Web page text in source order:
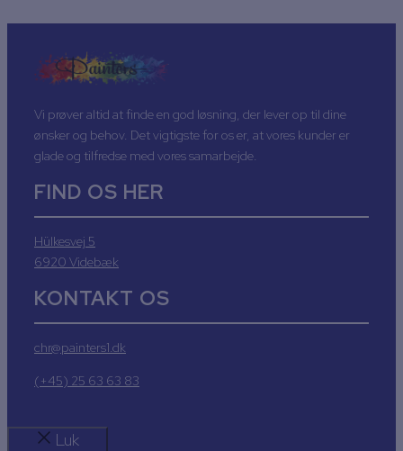
Vi prøver altid at finde en god løsning, der lever op til dine
ønsker og behov. Det vigtigste for os er, at vores kunder er
glade og tilfredse med vores samarbejde.
FIND OS HER
Hülkesvej 5
6920 Videbæk
KONTAKT OS
chr@painters1.dk
(+45) 25 63 63 83
Luk